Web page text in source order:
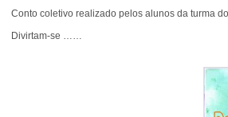
Conto coletivo realizado pelos alunos da turma
Divirtam-se ……